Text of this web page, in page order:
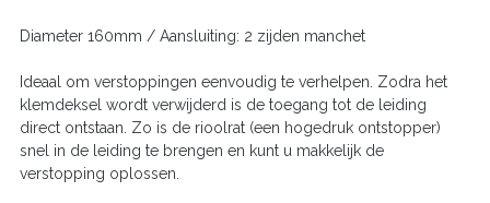
Diameter 160mm / Aansluiting: 2 zijden manchet
Ideaal om verstoppingen eenvoudig te verhelpen. Zodra het
klemdeksel wordt verwijderd is de toegang tot de leiding
direct ontstaan. Zo is de rioolrat (een hogedruk ontstopper)
snel in de leiding te brengen en kunt u makkelijk de
verstopping oplossen.